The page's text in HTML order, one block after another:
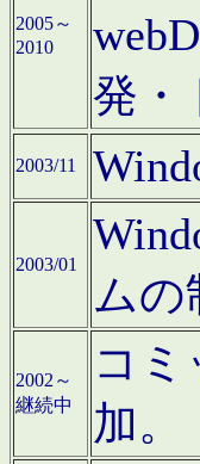
2005～
2010
発・
2003/11
2003/01
ムの
2002～
継続中
コ
加。